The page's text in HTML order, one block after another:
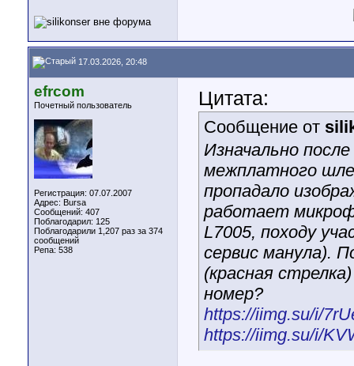
17.03.2026, 20:48
efrcom
Почетный пользователь
Регистрация: 07.07.2007
Адрес: Bursa
Сообщений: 407
Поблагодарил: 125
Поблагодарили 1,207 раз за 374
сообщений
Репа: 538
Цитата:
Сообщение от
Изначально
межплатного
пропадало
работает
L7005, походу
сервис манула).
(красная
номер?
https://iimg.su/i/
https://iimg.su/i/